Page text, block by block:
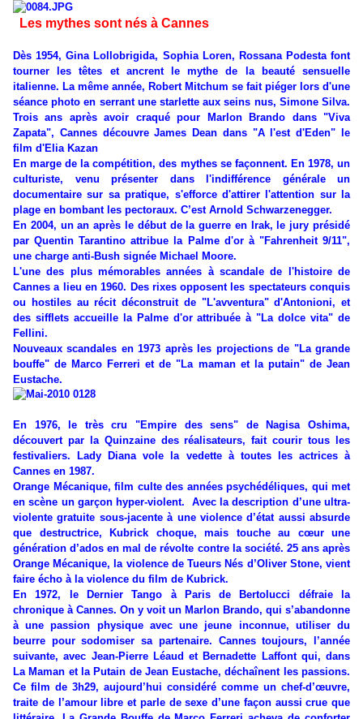
Les mythes sont nés à Cannes
Dès 1954, Gina Lollobrigida, Sophia Loren, Rossana Podesta font
tourner les têtes et ancrent le mythe de la beauté sensuelle
italienne. La même année, Robert Mitchum se fait piéger lors d'une
séance photo en serrant une starlette aux seins nus, Simone Silva.
Trois ans après avoir craqué pour Marlon Brando dans "Viva
Zapata", Cannes découvre James Dean dans "A l'est d'Eden" le
film d'Elia Kazan
En marge de la compétition, des mythes se façonnent. En 1978, un
culturiste, venu présenter dans l'indifférence générale un
documentaire sur sa pratique, s'efforce d'attirer l'attention sur la
plage en bombant les pectoraux. C’est Arnold Schwarzenegger.
En 2004, un an après le début de la guerre en Irak, le jury présidé
par Quentin Tarantino attribue la Palme d'or à "Fahrenheit 9/11",
une charge anti-Bush signée Michael Moore.
L'une des plus mémorables années à scandale de l'histoire de
Cannes a lieu en 1960. Des rixes opposent les spectateurs conquis
ou hostiles au récit déconstruit de "L'avventura" d'Antonioni, et
des sifflets accueille la Palme d'or attribuée à "La dolce vita" de
Fellini.
Nouveaux scandales en 1973 après les projections de "La grande
bouffe" de Marco Ferreri et de "La maman et la putain" de Jean
Eustache.
En 1976, le très cru "Empire des sens" de Nagisa Oshima,
découvert par la Quinzaine des réalisateurs, fait courir tous les
festivaliers. Lady Diana vole la vedette à toutes les actrices à
Cannes en 1987.
Orange Mécanique, film culte des années psychédéliques, qui met
en scène un garçon hyper-violent. Avec la description d’une ultra-
violente gratuite sous-jacente à une violence d’état aussi absurde
que destructrice, Kubrick choque, mais touche au cœur une
génération d’ados en mal de révolte contre la société. 25 ans après
Orange Mécanique, la violence de Tueurs Nés d’Oliver Stone, vient
faire écho à la violence du film de Kubrick.
En 1972, le Dernier Tango à Paris de Bertolucci défraie la
chronique à Cannes. On y voit un Marlon Brando, qui s’abandonne
à une passion physique avec une jeune inconnue, utiliser du
beurre pour sodomiser sa partenaire. Cannes toujours, l’année
suivante, avec Jean-Pierre Léaud et Bernadette Laffont qui, dans
La Maman et la Putain de Jean Eustache, déchaînent les passions.
Ce film de 3h29, aujourd’hui considéré comme un chef-d’œuvre,
traite de l’amour libre et parle de sexe d’une façon aussi crue que